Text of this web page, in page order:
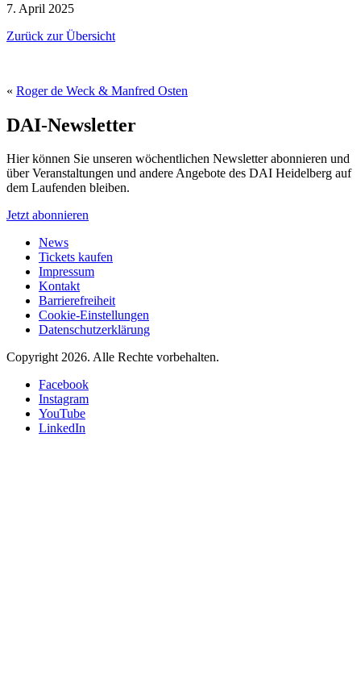
7. April 2025
Zurück zur Übersicht
« Roger de Weck & Manfred Osten
DAI-Newsletter
Hier können Sie unseren wöchentlichen Newsletter abonnieren und
über Veranstaltungen und andere Angebote des DAI Heidelberg auf
dem Laufenden bleiben.
Jetzt abonnieren
News
Tickets kaufen
Impressum
Kontakt
Barrierefreiheit
Cookie-Einstellungen
Datenschutzerklärung
Copyright 2026. Alle Rechte vorbehalten.
Facebook
Instagram
YouTube
LinkedIn